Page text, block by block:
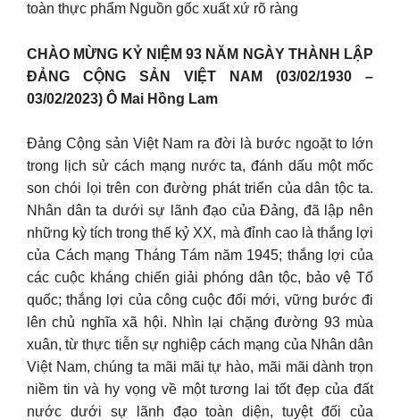
toàn thực phẩm Nguồn gốc xuất xứ rõ ràng
CHÀO MỪNG KỶ NIỆM 93 NĂM NGÀY THÀNH LẬP
ĐẢNG CỘNG SẢN VIỆT NAM (03/02/1930 –
03/02/2023) Ô Mai Hồng Lam
Đảng Cộng sản Việt Nam ra đời là bước ngoặt to lớn
trong lịch sử cách mạng nước ta, đánh dấu một mốc
son chói lọi trên con đường phát triển của dân tộc ta.
Nhân dân ta dưới sự lãnh đạo của Đảng, đã lập nên
những kỳ tích trong thế kỷ XX, mà đỉnh cao là thắng lợi
của Cách mạng Tháng Tám năm 1945; thắng lợi của
các cuộc kháng chiến giải phóng dân tộc, bảo vệ Tổ
quốc; thắng lợi của công cuộc đổi mới, vững bước đi
lên chủ nghĩa xã hội. Nhìn lại chặng đường 93 mùa
xuân, từ thực tiễn sự nghiệp cách mạng của Nhân dân
Việt Nam, chúng ta mãi mãi tự hào, mãi mãi dành trọn
niềm tin và hy vọng về một tương lai tốt đẹp của đất
nước dưới sự lãnh đạo toàn diện, tuyệt đối của